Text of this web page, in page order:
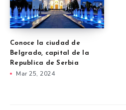
Conoce la ciudad de
Belgrado, capital de la
Republica de Serbia
Mar 25, 2024